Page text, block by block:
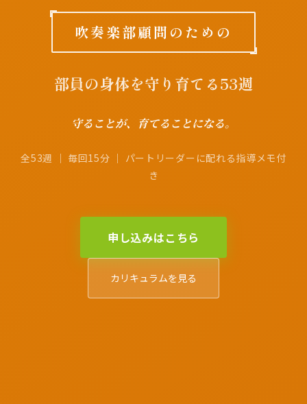
吹奏楽部顧問のための
部員の身体を守り育てる53週
守ることが、育てることになる。
全53週 ｜ 毎回15分 ｜ パートリーダーに配れる指導メモ付
き
申し込みはこちら
カリキュラムを見る